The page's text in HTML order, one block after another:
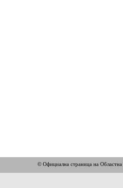
© Официална страница на